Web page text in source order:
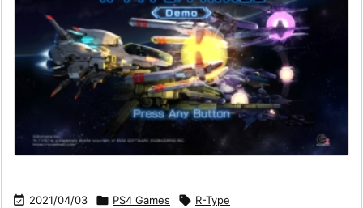
 2021/04/03  PS4 Games  R-Type